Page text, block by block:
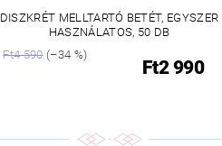
DISZKRÉT MELLTARTÓ BETÉT, EGYSZER
HASZNÁLATOS, 50 DB
Ft4 590(–34 %)
Ft2 990